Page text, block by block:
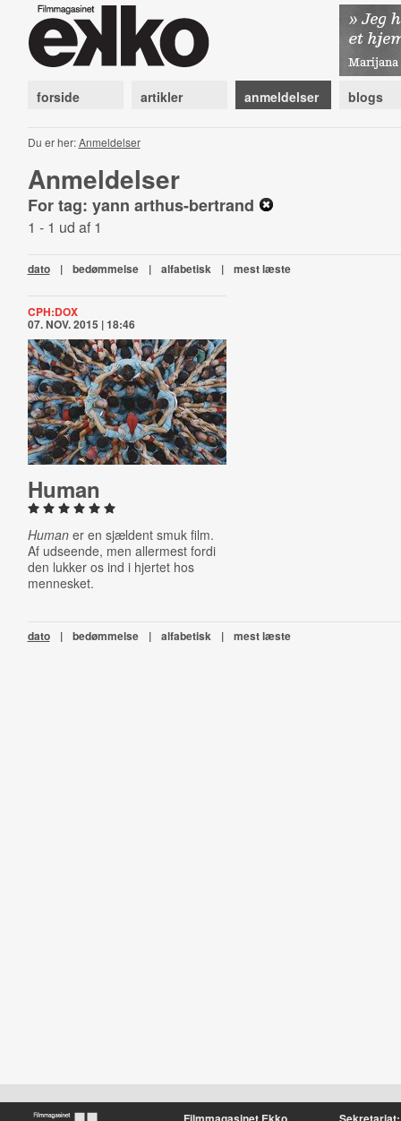
forside artikler anmeldelser blogs
Du er her:Anmeldelser
Anmeldelser
For tag: yann arthus-bertrand
1 - 1 ud af 1
dato | bedømmelse | alfabetisk | mest læste
CPH:DOX
07. NOV. 2015 | 18:46
Human
Human er en sjældent smuk film.
Af udseende, men allermest fordi
den lukker os ind i hjertet hos
mennesket.
dato | bedømmelse | alfabetisk | mest læste